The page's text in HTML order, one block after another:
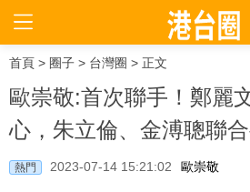
首頁 > 圈子 > 台灣圈 > 正文
歐崇敬:首次聯手！鄭麗
心，朱立倫、金溥聰聯
熱門 2023-07-14 15:21:02 歐崇敬